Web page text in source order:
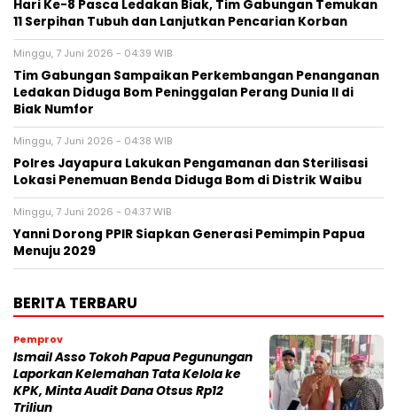
Hari Ke-8 Pasca Ledakan Biak, Tim Gabungan Temukan
11 Serpihan Tubuh dan Lanjutkan Pencarian Korban
Minggu, 7 Juni 2026 - 04:39 WIB
Tim Gabungan Sampaikan Perkembangan Penanganan
Ledakan Diduga Bom Peninggalan Perang Dunia II di
Biak Numfor
Minggu, 7 Juni 2026 - 04:38 WIB
Polres Jayapura Lakukan Pengamanan dan Sterilisasi
Lokasi Penemuan Benda Diduga Bom di Distrik Waibu
Minggu, 7 Juni 2026 - 04:37 WIB
Yanni Dorong PPIR Siapkan Generasi Pemimpin Papua
Menuju 2029
BERITA TERBARU
Pemprov
Ismail Asso Tokoh Papua Pegunungan
Laporkan Kelemahan Tata Kelola ke
KPK, Minta Audit Dana Otsus Rp12
Triliun